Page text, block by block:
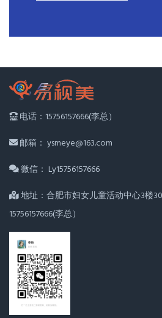
电话：15756157666(李总）
邮箱： ysmeye@163.com
微信： Ly15756157666
地址：合肥市妇女儿童活动中心3楼
15756157666(李总）